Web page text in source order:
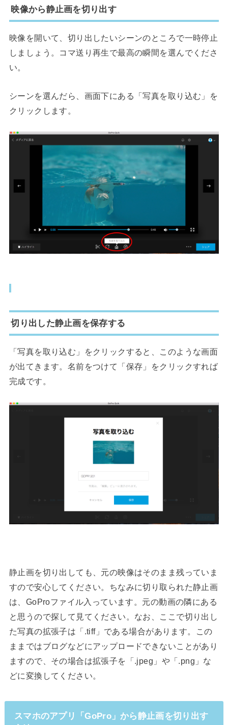
映像から静止画を切り出す
映像を開いて、切り出したいシーンのところで一時停止
しましょう。コマ送り再生で最高の瞬間を選んでくださ
い。
シーンを選んだら、画面下にある「写真を取り込む」を
クリックします。
切り出した静止画を保存する
「写真を取り込む」をクリックすると、このような画面
が出てきます。名前をつけて「保存」をクリックすれば
完成です。
静止画を切り出しても、元の映像はそのまま残っていま
すので安心してください。ちなみに切り取られた静止画
は、GoProファイル入っています。元の動画の隣にある
と思うので探して見てください。なお、ここで切り出し
た写真の拡張子は「.tiff」である場合があります。この
ままではブログなどにアップロードできないことがあり
ますので、その場合は拡張子を「.jpeg」や「.png」な
どに変換してください。
スマホのアプリ「GoPro」から静止画を切り出す